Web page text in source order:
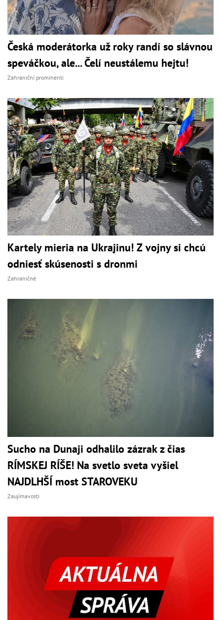
Česká moderátorka už roky randí so slávnou
speváčkou, ale... Čelí neustálemu hejtu!
Zahraniční prominenti
Kartely mieria na Ukrajinu! Z vojny si chcú
odniesť skúsenosti s dronmi
Zahraničné
Sucho na Dunaji odhalilo zázrak z čias
RÍMSKEJ RÍŠE! Na svetlo sveta vyšiel
NAJDLHŠÍ most STAROVEKU
Zaujímavosti